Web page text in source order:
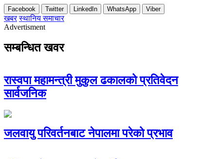
Facebook Twitter LinkedIn WhatsApp Viber
खबर स्थानिय समाचार
Advertisment
सम्बन्धित खवर
रास्वपा महामन्त्री मुकुल ढकालको प्रतिवेदन
सार्वजनिक
जलवायु परिवर्तनबाट नेपालमा परेको प्रभाव